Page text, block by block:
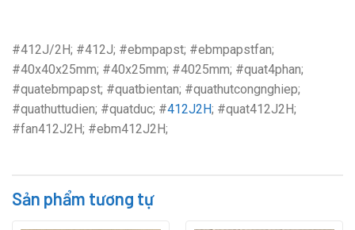
#412J/2H; #412J; #ebmpapst; #ebmpapstfan;
#40x40x25mm; #40x25mm; #4025mm; #quat4phan;
#quatebmpapst; #quatbientan; #quathutcongnghiep;
#quathuttudien; #quatduc; #412J2H; #quat412J2H;
#fan412J2H; #ebm412J2H;
Sản phẩm tương tự